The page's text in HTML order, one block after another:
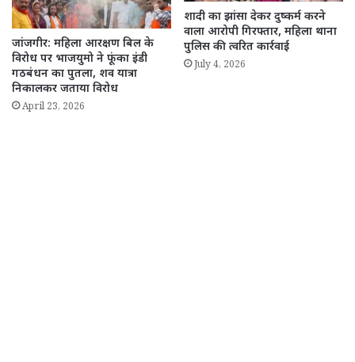
जांजगीर: महिला आरक्षण बिल के
विरोध पर भाजयुमो ने फूंका इंडी
गठबंधन का पुतला, शव यात्रा
निकालकर जताया विरोध
April 23, 2026
शादी का झांसा देकर दुष्कर्म करने
वाला आरोपी गिरफ्तार, महिला थाना
पुलिस की त्वरित कार्रवाई
July 4, 2026